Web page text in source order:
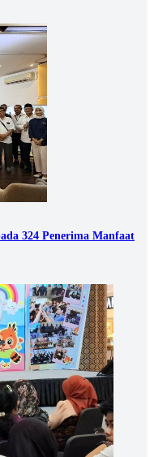
324 Penerima Manfaat